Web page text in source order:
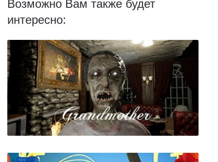
Возможно Вам также будет
интересно: